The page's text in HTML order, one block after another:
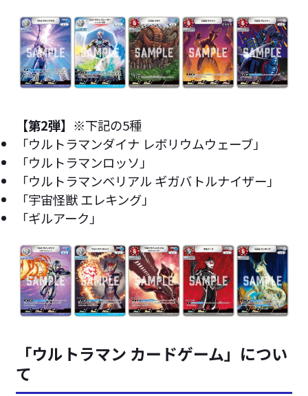
【第2弾】 ※下記の5種
「ウルトラマンダイナ レボリウムウェーブ」
「ウルトラマンロッソ」
「ウルトラマンベリアル ギガバトルナイザー」
「宇宙怪獣 エレキング」
「ギルアーク」
「ウルトラマン カードゲーム」につい
て